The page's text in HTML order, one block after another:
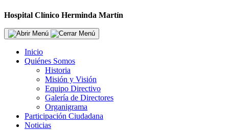
Hospital Clínico Herminda Martín
Inicio
Quiénes Somos
Historia
Misión y Visión
Equipo Directivo
Galería de Directores
Organigrama
Participación Ciudadana
Noticias